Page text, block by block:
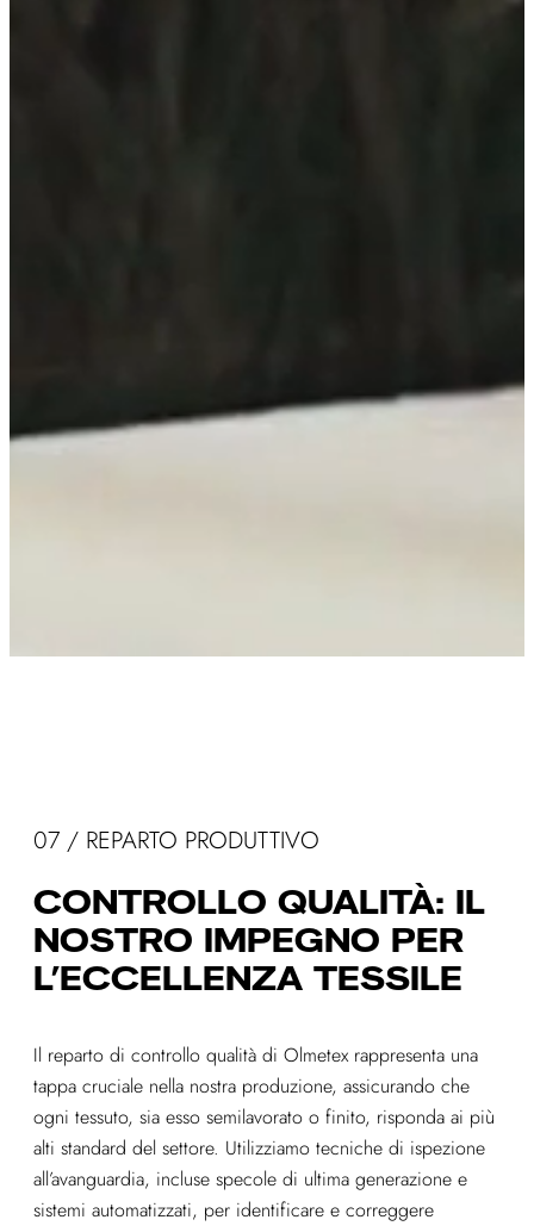
07 / REPARTO PRODUTTIVO
CONTROLLO QUALITÀ: IL
NOSTRO IMPEGNO PER
L’ECCELLENZA TESSILE
Il reparto di controllo qualità di Olmetex rappresenta una
tappa cruciale nella nostra produzione, assicurando che
ogni tessuto, sia esso semilavorato o finito, risponda ai più
alti standard del settore. Utilizziamo tecniche di ispezione
all’avanguardia, incluse specole di ultima generazione e
sistemi automatizzati, per identificare e correggere